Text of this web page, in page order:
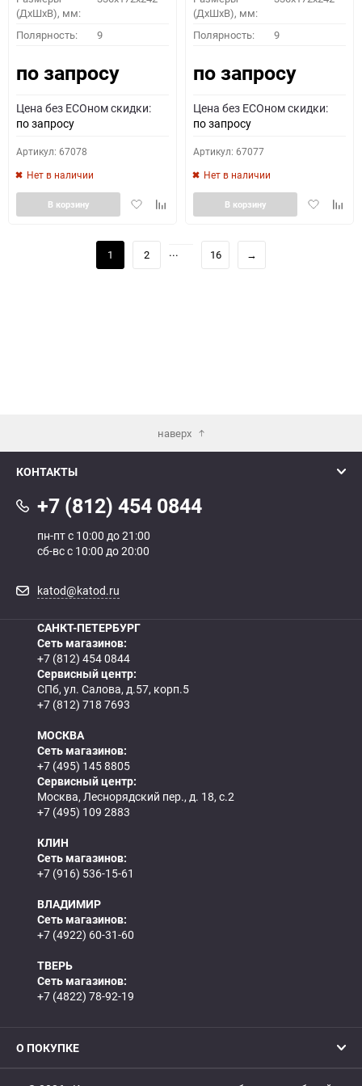
(ДхШхВ), мм:
Полярность: 9
по запросу
Цена без ECOном скидки:
по запросу
Артикул: 67078
Нет в наличии
ДобавитьДобавить
В корзину
(ДхШхВ), мм:
Полярность: 9
по запросу
Цена без ECOном скидки:
по запросу
Артикул: 67077
Нет в наличии
Добавить
В корзину
1 2 ... 16 →
наверх
КОНТАКТЫ
+7 (812) 454 0844
пн-пт с 10:00 до 21:00
сб-вс с 10:00 до 20:00
katod@katod.ru
САНКТ-ПЕТЕРБУРГ
Сеть магазинов:
+7 (812) 454 0844
Сервисный центр:
СПб, ул. Салова, д.57, корп.5
+7 (812) 718 7693
МОСКВА
Сеть магазинов:
+7 (495) 145 8805
Сервисный центр:
Москва, Леснорядский пер., д. 18, с.2
+7 (495) 109 2883
КЛИН
Сеть магазинов:
+7 (916) 536-15-61
ВЛАДИМИР
Сеть магазинов:
+7 (4922) 60-31-60
ТВЕРЬ
Сеть магазинов:
+7 (4822) 78-92-19
О ПОКУПКЕ